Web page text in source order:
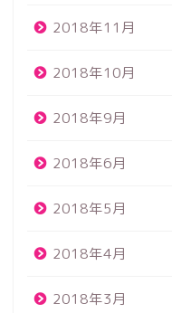
2018年11月
2018年10月
2018年9月
2018年6月
2018年5月
2018年4月
2018年3月